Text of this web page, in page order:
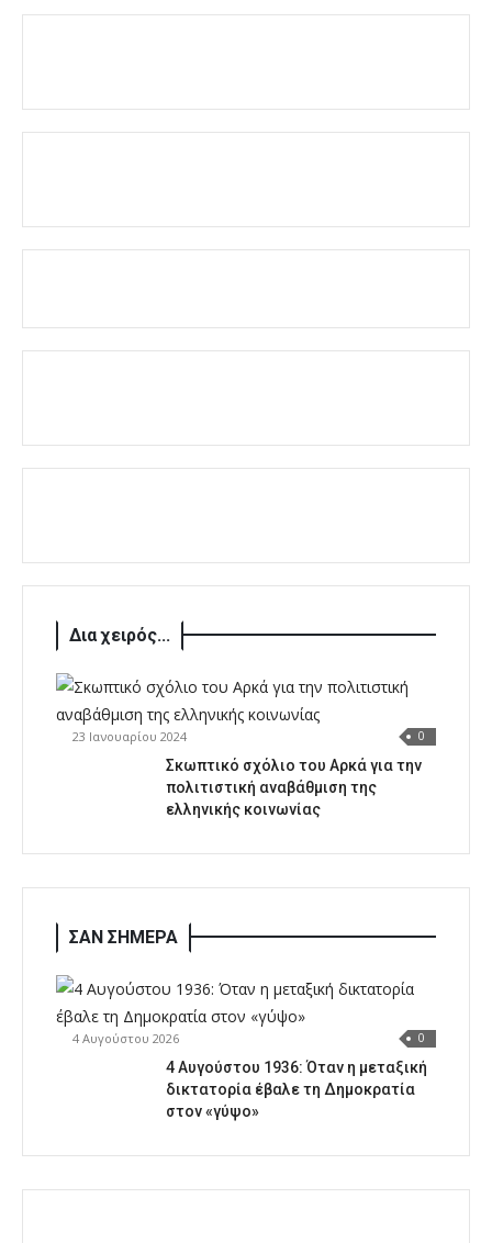
Δια χειρός...
23 Ιανουαρίου 2024 0
Σκωπτικό σχόλιο του Αρκά για την
πολιτιστική αναβάθμιση της
ελληνικής κοινωνίας
ΣΑΝ ΣΗΜΕΡΑ
4 Αυγούστου 2026 0
4 Αυγούστου 1936: Όταν η μεταξική
δικτατορία έβαλε τη Δημοκρατία
στον «γύψο»